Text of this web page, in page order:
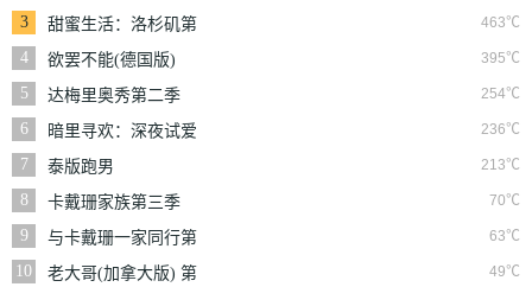
情有性 第一季
3 463℃
甜蜜生活：洛杉矶第
二季
4 395℃
欲罢不能(德国版)
5
254℃
达梅里奥秀第二季
6
236℃
暗里寻欢：深夜试爱
实验
7 213℃
泰版跑男
8
70℃
卡戴珊家族第三季
9
63℃
与卡戴珊一家同行第
七季
10 49℃
老大哥(加拿大版) 第